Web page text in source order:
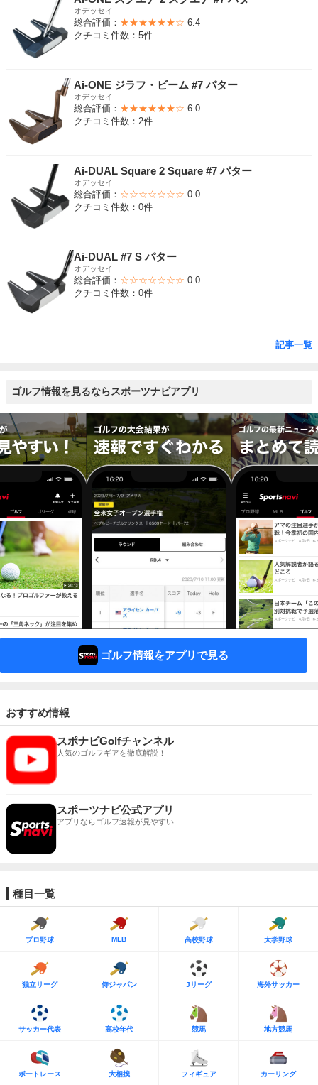
オデッセイ
総合評価： ★★★★★★☆ 6.4
クチコミ件数：5件
Ai-ONE ジラフ・ビーム #7 パター
オデッセイ
総合評価： ★★★★★★☆ 6.0
クチコミ件数：2件
Ai-DUAL Square 2 Square #7 パター
オデッセイ
総合評価： ☆☆☆☆☆☆☆ 0.0
クチコミ件数：0件
Ai-DUAL #7 S パター
オデッセイ
総合評価： ☆☆☆☆☆☆☆ 0.0
クチコミ件数：0件
記事一覧
ゴルフ情報を見るならスポーツナビアプリ
ゴルフ情報をアプリで見る
おすすめ情報
スポナビGolfチャンネル
人気のゴルフギアを徹底解説！
スポーツナビ公式アプリ
アプリならゴルフ速報が見やすい
種目一覧
プロ野球 MLB 高校野球 大学野球
独立リーグ 侍ジャパン Jリーグ 海外サッカー
サッカー代表 高校年代 競馬 地方競馬
ボートレース 大相撲 フィギュア カーリング